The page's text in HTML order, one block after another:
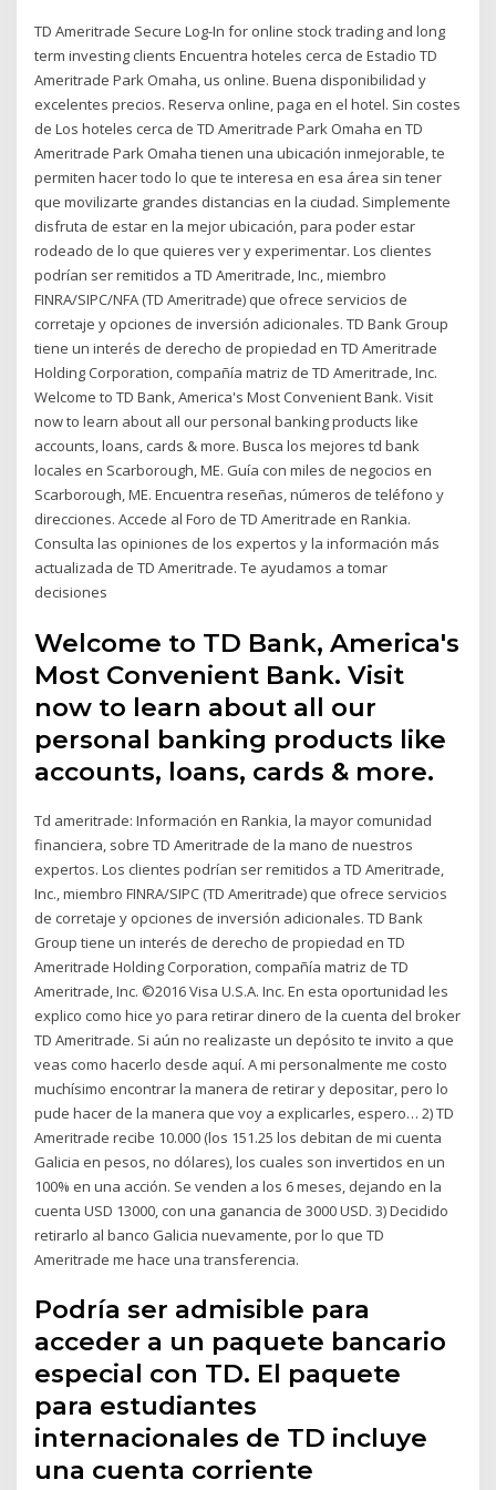
TD Ameritrade Secure Log-In for online stock trading and long
term investing clients Encuentra hoteles cerca de Estadio TD
Ameritrade Park Omaha, us online. Buena disponibilidad y
excelentes precios. Reserva online, paga en el hotel. Sin costes
de Los hoteles cerca de TD Ameritrade Park Omaha en TD
Ameritrade Park Omaha tienen una ubicación inmejorable, te
permiten hacer todo lo que te interesa en esa área sin tener
que movilizarte grandes distancias en la ciudad. Simplemente
disfruta de estar en la mejor ubicación, para poder estar
rodeado de lo que quieres ver y experimentar. Los clientes
podrían ser remitidos a TD Ameritrade, Inc., miembro
FINRA/SIPC/NFA (TD Ameritrade) que ofrece servicios de
corretaje y opciones de inversión adicionales. TD Bank Group
tiene un interés de derecho de propiedad en TD Ameritrade
Holding Corporation, compañía matriz de TD Ameritrade, Inc.
Welcome to TD Bank, America's Most Convenient Bank. Visit
now to learn about all our personal banking products like
accounts, loans, cards & more. Busca los mejores td bank
locales en Scarborough, ME. Guía con miles de negocios en
Scarborough, ME. Encuentra reseñas, números de teléfono y
direcciones. Accede al Foro de TD Ameritrade en Rankia.
Consulta las opiniones de los expertos y la información más
actualizada de TD Ameritrade. Te ayudamos a tomar
decisiones
Welcome to TD Bank, America's
Most Convenient Bank. Visit
now to learn about all our
personal banking products like
accounts, loans, cards & more.
Td ameritrade: Información en Rankia, la mayor comunidad
financiera, sobre TD Ameritrade de la mano de nuestros
expertos. Los clientes podrían ser remitidos a TD Ameritrade,
Inc., miembro FINRA/SIPC (TD Ameritrade) que ofrece servicios
de corretaje y opciones de inversión adicionales. TD Bank
Group tiene un interés de derecho de propiedad en TD
Ameritrade Holding Corporation, compañía matriz de TD
Ameritrade, Inc. ©2016 Visa U.S.A. Inc. En esta oportunidad les
explico como hice yo para retirar dinero de la cuenta del broker
TD Ameritrade. Si aún no realizaste un depósito te invito a que
veas como hacerlo desde aquí. A mi personalmente me costo
muchísimo encontrar la manera de retirar y depositar, pero lo
pude hacer de la manera que voy a explicarles, espero… 2) TD
Ameritrade recibe 10.000 (los 151.25 los debitan de mi cuenta
Galicia en pesos, no dólares), los cuales son invertidos en un
100% en una acción. Se venden a los 6 meses, dejando en la
cuenta USD 13000, con una ganancia de 3000 USD. 3) Decidido
retirarlo al banco Galicia nuevamente, por lo que TD
Ameritrade me hace una transferencia.
Podría ser admisible para
acceder a un paquete bancario
especial con TD. El paquete
para estudiantes
internacionales de TD incluye
una cuenta corriente